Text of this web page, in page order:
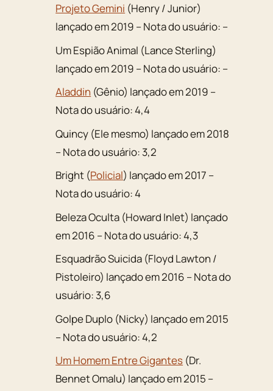
Projeto Gemini (Henry / Junior)
lançado em 2019 – Nota do usuário: –
Um Espião Animal (Lance Sterling)
lançado em 2019 – Nota do usuário: –
Aladdin (Gênio) lançado em 2019 –
Nota do usuário: 4,4
Quincy (Ele mesmo) lançado em 2018
– Nota do usuário: 3,2
Bright (Policial) lançado em 2017 –
Nota do usuário: 4
Beleza Oculta (Howard Inlet) lançado
em 2016 – Nota do usuário: 4,3
Esquadrão Suicida (Floyd Lawton /
Pistoleiro) lançado em 2016 – Nota do
usuário: 3,6
Golpe Duplo (Nicky) lançado em 2015
– Nota do usuário: 4,2
Um Homem Entre Gigantes (Dr.
Bennet Omalu) lançado em 2015 –